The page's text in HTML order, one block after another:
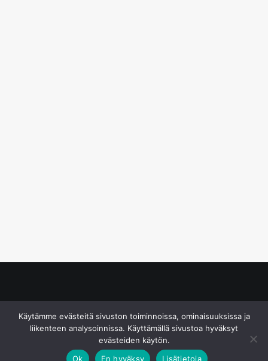
Käytämme evästeitä sivuston toiminnoissa, ominaisuuksissa ja
liikenteen analysoinnissa. Käyttämällä sivustoa hyväksyt
evästeiden käytön.
Ok
En hyväksy Lisätietoja